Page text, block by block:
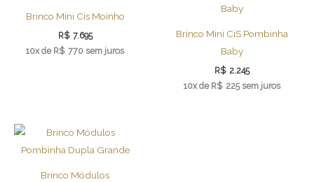
Brinco Mini Cis Moinho
R$ 7.695
10x de R$ 770 sem juros
Brinco Mini CiS Pombinha
Baby
R$ 2.245
10x de R$ 225 sem juros
Brinco Módulos